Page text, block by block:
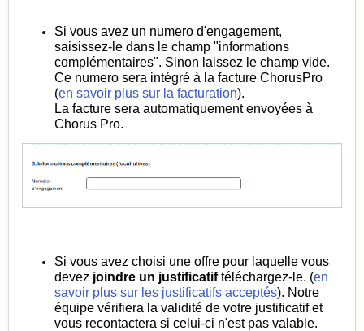
Si vous avez un numero d'engagement,
saisissez-le dans le champ "informations
complémentaires". Sinon laissez le champ vide.
Ce numero sera intégré à la facture ChorusPro
(en savoir plus sur la facturation).
La facture sera automatiquement envoyées à
Chorus Pro.
Si vous avez choisi une offre pour laquelle vous
devez joindre un justificatiftéléchargez-le. (en
savoir plus sur les justificatifs acceptés). Notre
équipe vérifiera la validité de votre justificatif et
vous recontactera si celui-ci n'est pas valable.